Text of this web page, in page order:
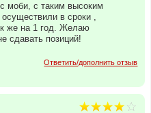
моби, с таким высоким
в сроки ,
же на 1 год. Желаю
сдавать позиций!
Ответить/дополнить отзыв